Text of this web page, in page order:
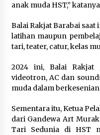
anak muda HST,”
Balai Rakjat Barabai
latihan maupun
tari, teater, catur, kelas
2024 ini, Balai Rakjat
videotron, AC dan
muda dalam
Sementara itu, Ketua
dari Gandewa Art
Tari Sedunia di HST